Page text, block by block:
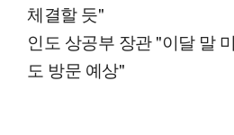
체결할 듯"
인도 상공부 장관 "이달 말
도 방문 예상"